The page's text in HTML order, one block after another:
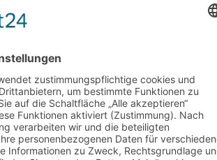
KARRIERE
KONTAKT & ANFAHRT